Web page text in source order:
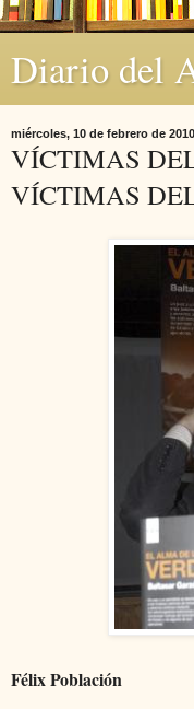
Diario del
miércoles, 10 de febrero de 2010
VÍCTIMAS
VÍCTIMAS
Félix Población